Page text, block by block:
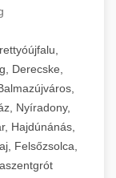
Derecske,
Nyíradony,
Hajdúnánás,
Felsőzsolca,